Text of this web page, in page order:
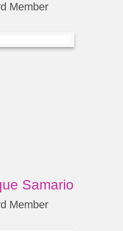
Member
Samario
Member